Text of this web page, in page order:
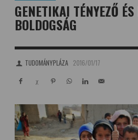
GENETIKAI TÉNYEZŐ
BOLDOGSÁG
TUDOMÁNYPLÁZA 2016/01/17